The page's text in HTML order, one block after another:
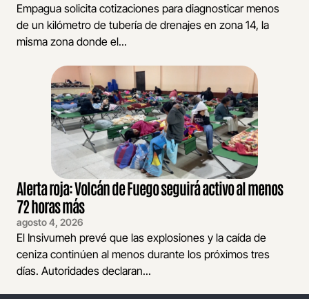
Empagua solicita cotizaciones para diagnosticar menos
de un kilómetro de tubería de drenajes en zona 14, la
misma zona donde el...
Alerta roja: Volcán de Fuego seguirá activo al menos
72 horas más
agosto 4, 2026
El Insivumeh prevé que las explosiones y la caída de
ceniza continúen al menos durante los próximos tres
días. Autoridades declaran...